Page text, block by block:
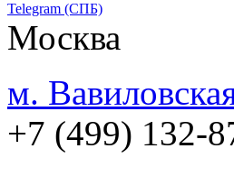
Telegram (СПБ)
Москва
м.
+7 (499) 132-